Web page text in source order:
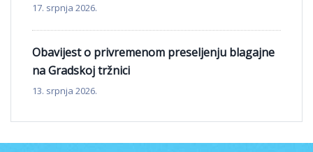
17. srpnja 2026.
Obavijest o privremenom preseljenju blagajne
na Gradskoj tržnici
13. srpnja 2026.